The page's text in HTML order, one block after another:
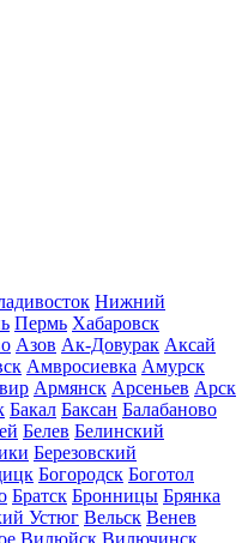
Нижний
Пермь Хабаровск
Азов Ак-Довурак Аксай
Амвросиевка Амурск
Армянск Арсеньев Арск
Бакал Баксан Балабаново
Белев Белинский
Березовский
Богородск Боготол
Братск Бронницы Брянка
Устюг Вельск Венев
Вилюйск Вилючинск